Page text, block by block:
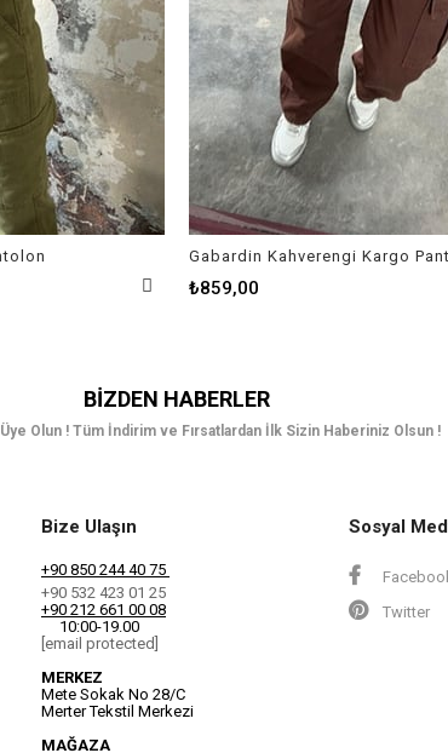
Gabardin Kahverengi Kargo
₺859,00
BIZDEN HABERLER
Olun ! Tüm İndirim ve Fırsatlardan İlk Sizin Haberiniz Olsun !
Bize Ulaşın
+90 850 244 40 75
+90 532 423 01 25
+90 212 661 00 08
10:00-19.00
[email protected]
MERKEZ
Mete Sokak No 28/C
Merter Tekstil Merkezi
MAĞAZA
Sosyal
Twitter